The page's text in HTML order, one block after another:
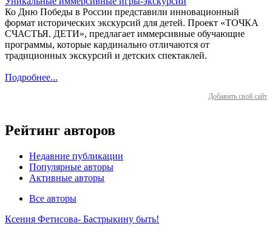
Ко Дню Победы в России представили инновационный
формат исторических экскурсий для детей. Проект «ТОЧКА
СЧАСТЬЯ. ДЕТИ», предлагает иммерсивные обучающие
программы, которые кардинально отличаются от
традиционных экскурсий и детских спектаклей.
Подробнее...
Добавить свой сайт
Рейтинг авторов
Недавние публикации
Популярные авторы
Активные авторы
Все авторы
Ксения Фетисова- Бастрыкину быть!